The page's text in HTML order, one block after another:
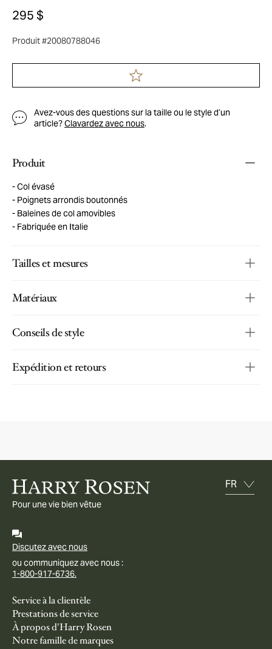
295 $
Produit #20080788046
Avez-vous des questions sur la taille ou le style d’un
article?Clavardez avec nous.
Produit
Col évasé
Poignets arrondis boutonnés
Baleines de col amovibles
Fabriquée en Italie
Tailles et mesures
Matériaux
Conseils de style
Expédition et retours
Pour une vie bien vêtue
Discutez avec nous
ou communiquez avec nous :
1-800-917-6736.
Service à la clientèle
Prestations de service
À propos d'Harry Rosen
Notre famille de marques